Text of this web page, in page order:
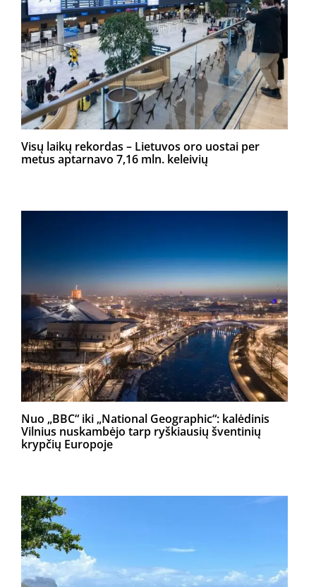
Visų laikų rekordas – Lietuvos oro uostai per
metus aptarnavo 7,16 mln. keleivių
Nuo „BBC“ iki „National Geographic“: kalėdinis
Vilnius nuskambėjo tarp ryškiausių šventinių
krypčių Europoje